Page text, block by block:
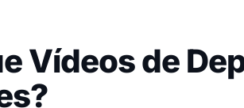
Vídeos de